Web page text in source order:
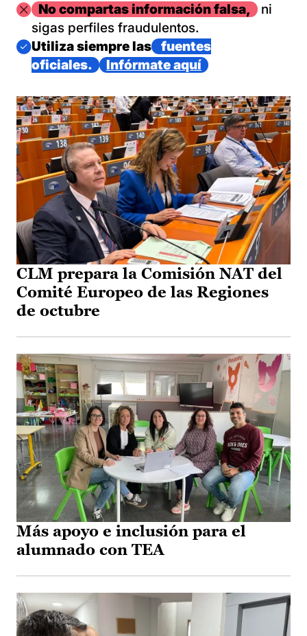
ImagenNo compartas información falsa,
ni
sigas perfiles fraudulentos.
Imagen
Utiliza siempre las
fuentes
oficiales.
Infórmate aquí
CLM prepara la Comisión NAT del
Comité Europeo de las Regiones
de octubre
Más apoyo e inclusión para el
alumnado con TEA